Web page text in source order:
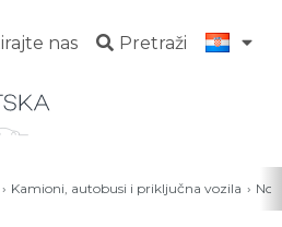
nas Pretraži
Kamioni, autobusi i priključna vozila